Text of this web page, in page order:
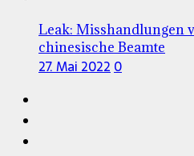
Leak: Misshandlungen
chinesische Beamte
27. Mai 2022 0